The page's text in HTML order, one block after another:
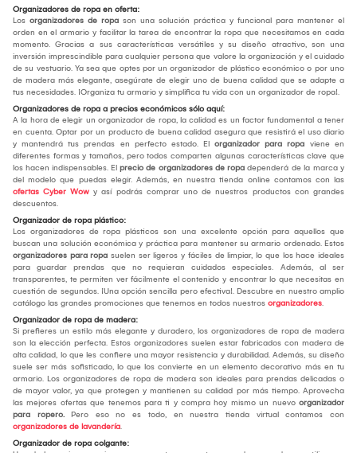
Organizadores de ropa en oferta:
Los organizadores de ropa son una solución práctica y funcional para mantener el
orden en el armario y facilitar la tarea de encontrar la ropa que necesitamos en cada
momento. Gracias a sus características versátiles y su diseño atractivo, son una
inversión imprescindible para cualquier persona que valore la organización y el cuidado
de su vestuario. Ya sea que optes por un organizador de plástico económico o por uno
de madera más elegante, asegúrate de elegir uno de buena calidad que se adapte a
tus necesidades. ¡Organiza tu armario y simplifica tu vida con un organizador de ropa!.
Organizadores de ropa a precios económicos sólo aquí:
A la hora de elegir un organizador de ropa, la calidad es un factor fundamental a tener
en cuenta. Optar por un producto de buena calidad asegura que resistirá el uso diario
y mantendrá tus prendas en perfecto estado. El organizador para ropa viene en
diferentes formas y tamaños, pero todos comparten algunas características clave que
los hacen indispensables. El precio de organizadores de ropa dependerá de la marca y
del modelo que puedas elegir. Además, en nuestra tienda online contamos con las
ofertas Cyber Wow y así podrás comprar uno de nuestros productos con grandes
descuentos.
Organizador de ropa plástico:
Los organizadores de ropa plásticos son una excelente opción para aquellos que
buscan una solución económica y práctica para mantener su armario ordenado. Estos
organizadores para ropa suelen ser ligeros y fáciles de limpiar, lo que los hace ideales
para guardar prendas que no requieran cuidados especiales. Además, al ser
transparentes, te permiten ver fácilmente el contenido y encontrar lo que necesitas en
cuestión de segundos. ¡Una opción sencilla pero efectiva!. Descubre en nuestro amplio
catálogo las grandes promociones que tenemos en todos nuestros organizadores.
Organizador de ropa de madera:
Si prefieres un estilo más elegante y duradero, los organizadores de ropa de madera
son la elección perfecta. Estos organizadores suelen estar fabricados con madera de
alta calidad, lo que les confiere una mayor resistencia y durabilidad. Además, su diseño
suele ser más sofisticado, lo que los convierte en un elemento decorativo más en tu
armario. Los organizadores de ropa de madera son ideales para prendas delicadas o
de mayor valor, ya que protegen y mantienen su calidad por más tiempo. Aprovecha
las mejores ofertas que tenemos para ti y compra hoy mismo un nuevo organizador
para ropero. Pero eso no es todo, en nuestra tienda virtual contamos con
organizadores de lavandería.
Organizador de ropa colgante: